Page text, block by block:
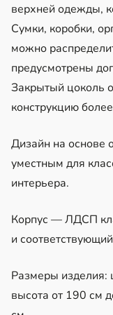
верхней одежды,
Сумки, коробки,
можно
предусмотрены
Закрытый цоколь
конструкцию
Дизайн на основе
уместным для
интерьера.
Корпус — ЛДСП
и
Размеры изделия:
высота от 190 см